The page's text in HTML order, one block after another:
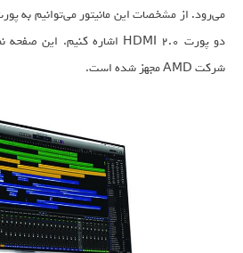
شرکت AMD مجهز شده است.